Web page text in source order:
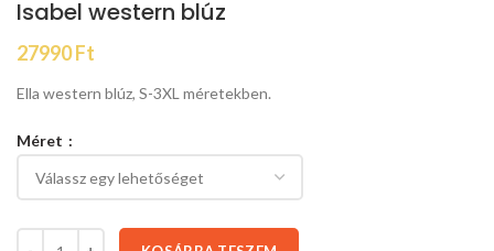
Isabel western blúz
27990Ft
Ella western blúz, S-3XL méretekben.
Méret